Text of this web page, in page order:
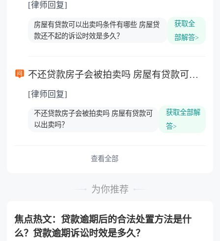
[律师回复]
房屋有贷款可以出卖吗条件有哪些 房屋贷
款还不起的诉讼时效是多久？
获取全
部解答>
不还贷款房子会被拍卖吗 房屋有贷款可以出卖吗？
[律师回复]
不还贷款房子会被拍卖吗 房屋有贷款可
以出卖吗？
获取全部解
答>
查看全部
为你推荐
焦点热文：贷款逾期后的合法处置方法是什
么？贷款逾期诉讼时效是多久？